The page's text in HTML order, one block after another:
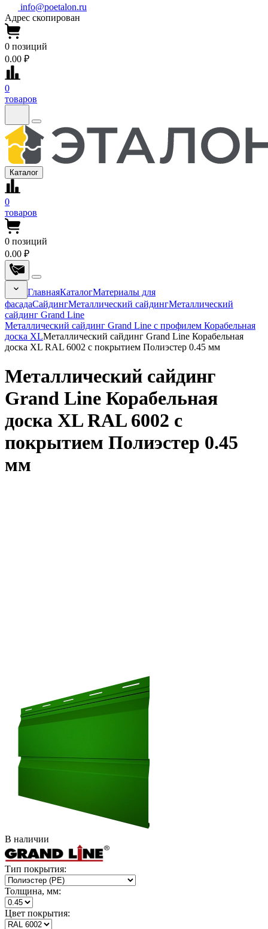
info@poetalon.ru
Адрес скопирован
0 позиций
0.00 ₽
0
товаров
Каталог
0
товаров
0 позиций
0.00 ₽
ГлавнаяКаталогМатериалы для
фасадаСайдингМеталлический сайдингМеталлический
сайдинг Grand Line
Металлический сайдинг Grand Line с профилем Корабельная
доска XLМеталлический сайдинг Grand Line Корабельная
доска XL RAL 6002 с покрытием Полиэстер 0.45 мм
Металлический сайдинг
Grand Line Корабельная
доска XL RAL 6002 с
покрытием Полиэстер 0.45
мм
В наличии
Тип покрытия:
Толщина, мм:
Цвет покрытия: